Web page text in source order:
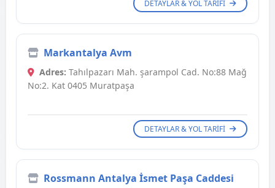
DETAYLAR & YOL TARIFI
Markantalya Avm
Adres: Tahılpazarı Mah. şarampol Cad. No:88 Mağ
No:2. Kat 0405 Muratpaşa
DETAYLAR & YOL TARIFI
Rossmann Antalya İsmet Paşa Caddesi